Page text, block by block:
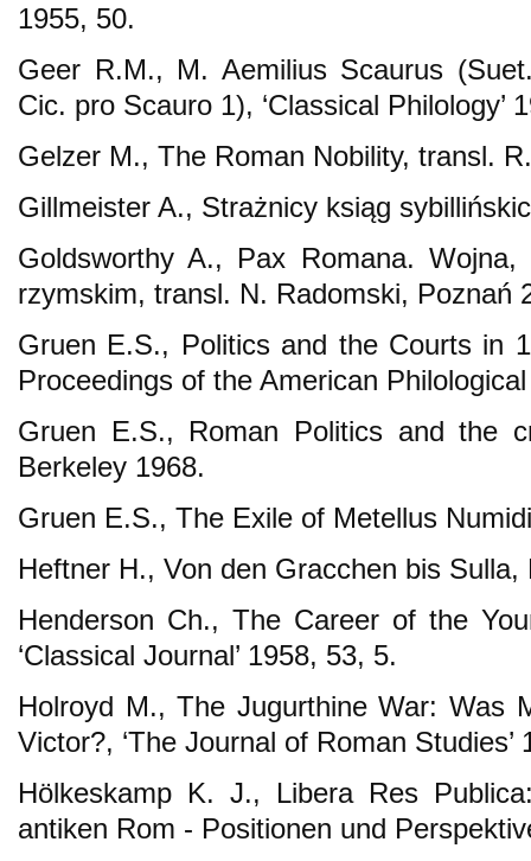
1955, 50.
Geer R.M., M. Aemilius Scaurus
Cic. pro Scauro 1), ‘Classical Philology’
Gelzer M., The Roman Nobility, transl.
Gillmeister A., Strażnicy ksiąg
Goldsworthy A., Pax Romana.
rzymskim, transl. N. Radomski, Poznań
Gruen E.S., Politics and the Courts in
Proceedings of the American
Gruen E.S., Roman Politics and the
Berkeley 1968.
Gruen E.S., The Exile of Metellus
Heftner H., Von den Gracchen bis Sulla,
Henderson Ch., The Career of the
‘Classical Journal’ 1958, 53, 5.
Holroyd M., The Jugurthine War: Was
Victor?, ‘The Journal of Roman Studies’
Hölkeskamp K. J., Libera Res
antiken Rom - Positionen und